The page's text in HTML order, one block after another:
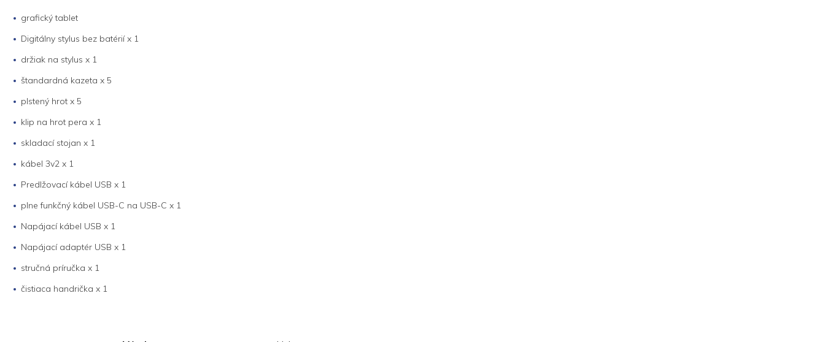
grafický tablet
Digitálny stylus bez batérií x 1
držiak na stylus x 1
štandardná kazeta x 5
plstený hrot x 5
klip na hrot pera x 1
skladací stojan x 1
kábel 3v2 x 1
Predlžovací kábel USB x 1
plne funkčný kábel USB-C na USB-C x 1
Napájací kábel USB x 1
Napájací adaptér USB x 1
stručná príručka x 1
čistiaca handrička x 1